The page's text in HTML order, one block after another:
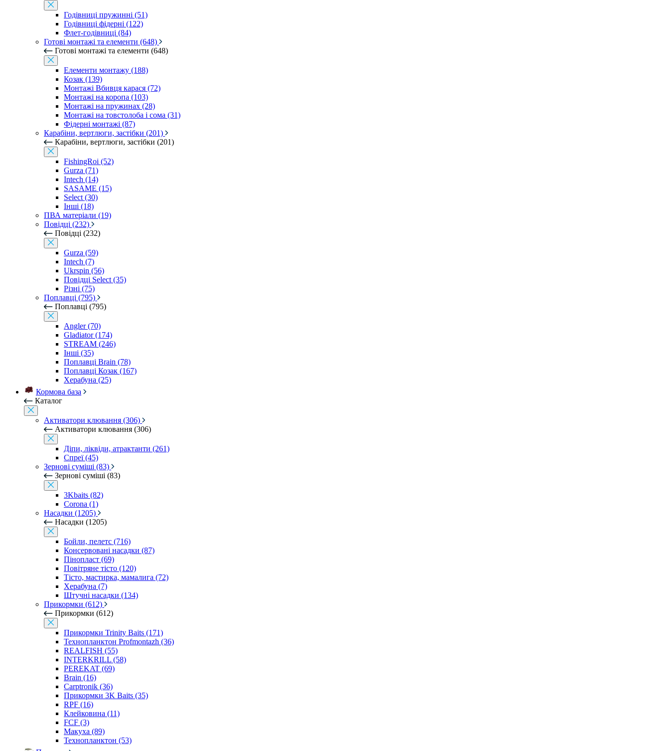
Годівниці пружинні (51)
Годівниці фідерні (122)
Флет-годівниці (84)
Готові монтажі та елементи (648)
Готові монтажі та елементи (648)
Елементи монтажу (188)
Козак (139)
Монтажі Вбивця карася (72)
Монтажі на коропа (103)
Монтажі на пружинах (28)
Монтажі на товстолоба і сома (31)
Фідерні монтажі (87)
Карабіни, вертлюги, застібки (201)
Карабіни, вертлюги, застібки (201)
FishingRoi (52)
Gurza (71)
Intech (14)
SASAME (15)
Select (30)
Інші (18)
ПВА матеріали (19)
Повідці (232)
Повідці (232)
Gurza (59)
Intech (7)
Ukrspin (56)
Повідці Select (35)
Різні (75)
Поплавці (795)
Поплавці (795)
Angler (70)
Gladiator (174)
STREAM (246)
Інші (35)
Поплавці Brain (78)
Поплавці Козак (167)
Херабуна (25)
Кормова база
Каталог
Активатори клювання (306)
Активатори клювання (306)
Діпи, ліквіди, атрактанти (261)
Спреї (45)
Зернові суміші (83)
Зернові суміші (83)
3Kbaits (82)
Corona (1)
Насадки (1205)
Насадки (1205)
Бойли, пелетс (716)
Консервовані насадки (87)
Пінопласт (69)
Повітряне тісто (120)
Тісто, мастирка, мамалига (72)
Херабуна (7)
Штучні насадки (134)
Прикормки (612)
Прикормки (612)
Прикормки Trinity Baits (171)
Технопланктон Profmontazh (36)
REALFISH (55)
INTERKRILL (58)
PEREKAT (69)
Brain (16)
Carptronik (36)
Прикормки 3K Baits (35)
RPF (16)
Клейковина (11)
FCF (3)
Макуха (89)
Технопланктон (53)